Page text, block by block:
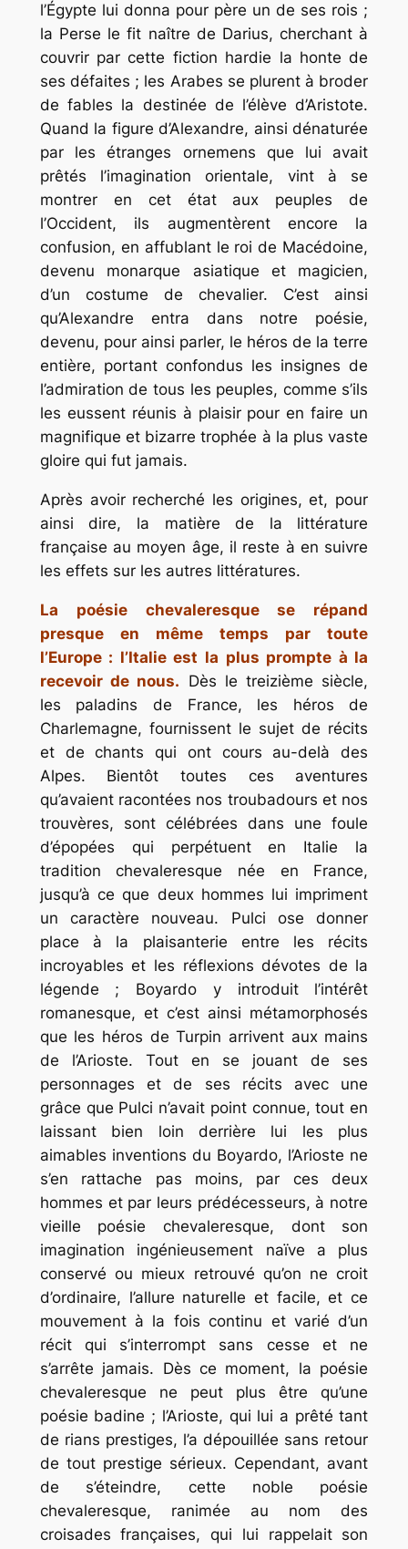
l’Égypte lui donna pour père un de ses rois ;
la Perse le fit naître de Darius, cherchant à
couvrir par cette fiction hardie la honte de
ses défaites ; les Arabes se plurent à broder
de fables la destinée de l’élève d’Aristote.
Quand la figure d’Alexandre, ainsi dénaturée
par les étranges ornemens que lui avait
prêtés l’imagination orientale, vint à se
montrer en cet état aux peuples de
l’Occident, ils augmentèrent encore la
confusion, en affublant le roi de Macédoine,
devenu monarque asiatique et magicien,
d’un costume de chevalier. C’est ainsi
qu’Alexandre entra dans notre poésie,
devenu, pour ainsi parler, le héros de la terre
entière, portant confondus les insignes de
l’admiration de tous les peuples, comme s’ils
les eussent réunis à plaisir pour en faire un
magnifique et bizarre trophée à la plus vaste
gloire qui fut jamais.
Après avoir recherché les origines, et, pour
ainsi dire, la matière de la littérature
française au moyen âge, il reste à en suivre
les effets sur les autres littératures.
La poésie chevaleresque se répand
presque en même temps par toute
l’Europe : l’Italie est la plus prompte à la
recevoir de nous. Dès le treizième siècle,
les paladins de France, les héros de
Charlemagne, fournissent le sujet de récits
et de chants qui ont cours au-delà des
Alpes. Bientôt toutes ces aventures
qu’avaient racontées nos troubadours et nos
trouvères, sont célébrées dans une foule
d’épopées qui perpétuent en Italie la
tradition chevaleresque née en France,
jusqu’à ce que deux hommes lui impriment
un caractère nouveau. Pulci ose donner
place à la plaisanterie entre les récits
incroyables et les réflexions dévotes de la
légende ; Boyardo y introduit l’intérêt
romanesque, et c’est ainsi métamorphosés
que les héros de Turpin arrivent aux mains
de l’Arioste. Tout en se jouant de ses
personnages et de ses récits avec une
grâce que Pulci n’avait point connue, tout en
laissant bien loin derrière lui les plus
aimables inventions du Boyardo, l’Arioste ne
s’en rattache pas moins, par ces deux
hommes et par leurs prédécesseurs, à notre
vieille poésie chevaleresque, dont son
imagination ingénieusement naïve a plus
conservé ou mieux retrouvé qu’on ne croit
d’ordinaire, l’allure naturelle et facile, et ce
mouvement à la fois continu et varié d’un
récit qui s’interrompt sans cesse et ne
s’arrête jamais. Dès ce moment, la poésie
chevaleresque ne peut plus être qu’une
poésie badine ; l’Arioste, qui lui a prêté tant
de rians prestiges, l’a dépouillée sans retour
de tout prestige sérieux. Cependant, avant
de s’éteindre, cette noble poésie
chevaleresque, ranimée au nom des
croisades françaises, qui lui rappelait son